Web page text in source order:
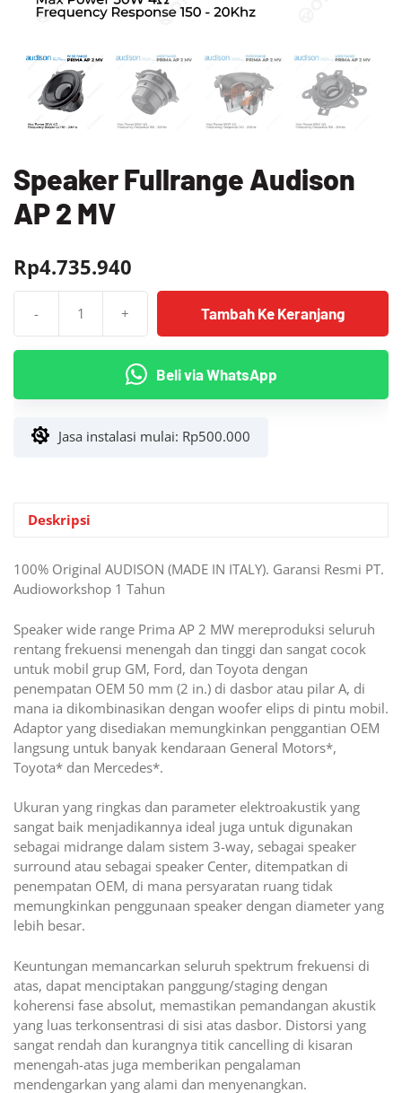
Speaker Fullrange Audison
AP 2 MV
Rp4.735.940
-
Speaker
Audison
AP
MV
+ Tambah Ke Keranjang
Beli via WhatsApp
Jasa instalasi mulai: Rp500.000
Deskripsi
100% Original AUDISON (MADE IN ITALY). Garansi Resmi PT.
Audioworkshop 1 Tahun
Speaker wide range Prima AP 2 MW mereproduksi seluruh
rentang frekuensi menengah dan tinggi dan sangat cocok
untuk mobil grup GM, Ford, dan Toyota dengan
penempatan OEM 50 mm (2 in.) di dasbor atau pilar A, di
mana ia dikombinasikan dengan woofer elips di pintu mobil.
Adaptor yang disediakan memungkinkan penggantian OEM
langsung untuk banyak kendaraan General Motors*,
Toyota* dan Mercedes*.
Ukuran yang ringkas dan parameter elektroakustik yang
sangat baik menjadikannya ideal juga untuk digunakan
sebagai midrange dalam sistem 3-way, sebagai speaker
surround atau sebagai speaker Center, ditempatkan di
penempatan OEM, di mana persyaratan ruang tidak
memungkinkan penggunaan speaker dengan diameter yang
lebih besar.
Keuntungan memancarkan seluruh spektrum frekuensi di
atas, dapat menciptakan panggung/staging dengan
koherensi fase absolut, memastikan pemandangan akustik
yang luas terkonsentrasi di sisi atas dasbor. Distorsi yang
sangat rendah dan kurangnya titik cancelling di kisaran
menengah-atas juga memberikan pengalaman
mendengarkan yang alami dan menyenangkan.